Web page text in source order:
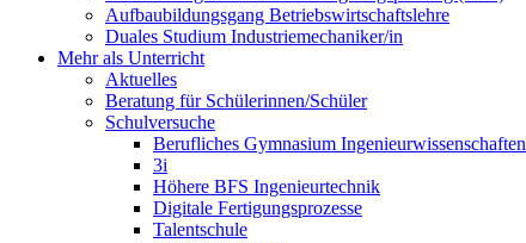
Aufbaubildungsgang Betriebswirtschaftslehre
Duales Studium Industriemechaniker/in
Mehr als Unterricht
Aktuelles
Beratung für Schülerinnen/Schüler
Schulversuche
Berufliches Gymnasium Ingenieurwissenschaften
3i
Höhere BFS Ingenieurtechnik
Digitale Fertigungsprozesse
Talentschule